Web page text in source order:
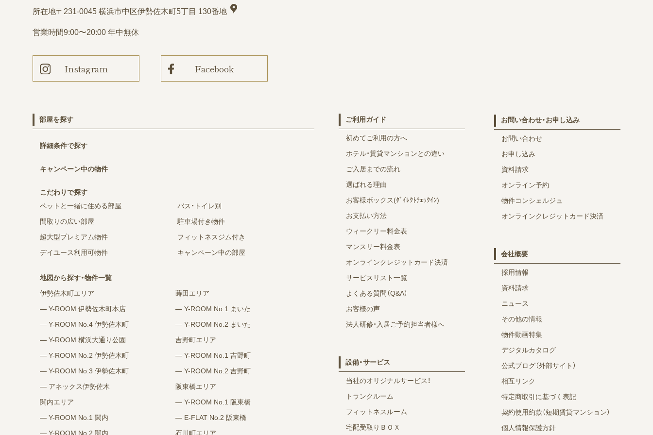
所在地〒231-0045 横浜市中区伊勢佐木町5丁目 130番地
営業時間9:00〜20:00 年中無休
Instagram Facebook
部屋を探す
詳細条件で探す
キャンペーン中の物件
こだわりで探す
ペットと一緒に住める部屋
バス・トイレ別
間取りの広い部屋
駐車場付き物件
超大型プレミアム物件
フィットネスジム付き
デイユース利用可物件
キャンペーン中の部屋
地図から探す・物件一覧
伊勢佐木町エリア
― Y-ROOM 伊勢佐木町本店
― Y-ROOM No.4 伊勢佐木町
― Y-ROOM 横浜大通り公園
― Y-ROOM No.2 伊勢佐木町
― Y-ROOM No.3 伊勢佐木町
― アネックス伊勢佐木
関内エリア
― Y-ROOM No.1 関内
― Y-ROOM No.2 関内
蒔田エリア
― Y-ROOM No.1 まいた
― Y-ROOM No.2 まいた
吉野町エリア
― Y-ROOM No.1 吉野町
― Y-ROOM No.2 吉野町
阪東橋エリア
― Y-ROOM No.1 阪東橋
― E-FLAT No.2 阪東橋
石川町エリア
ご利用ガイド
初めてご利用の方へ
ホテル・賃貸マンションとの違い
ご入居までの流れ
選ばれる理由
お客様ボックス(ﾀﾞｲﾚｸﾄﾁｪｯｸｲﾝ)
お支払い方法
ウィークリー料金表
マンスリー料金表
オンラインクレジットカード決済
サービスリスト一覧
よくある質問（Q&A）
お客様の声
法人研修・入居ご予約担当者様へ
設備・サービス
当社のオリジナルサービス！
トランクルーム
フィットネスルーム
宅配受取りＢＯＸ
お問い合わせ・お申し込み
お問い合わせ
お申し込み
資料請求
オンライン予約
物件コンシェルジュ
オンラインクレジットカード決済
会社概要
採用情報
資料請求
ニュース
その他の情報
物件動画特集
デジタルカタログ
公式ブログ（外部サイト）
相互リンク
特定商取引に基づく表記
契約使用約款（短期賃貸マンション）
個人情報保護方針